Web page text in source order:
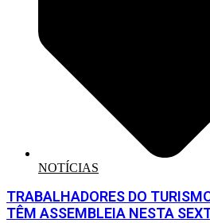
NOTÍCIAS
TRABALHADORES DO
TÊM ASSEMBLEIA NESTA